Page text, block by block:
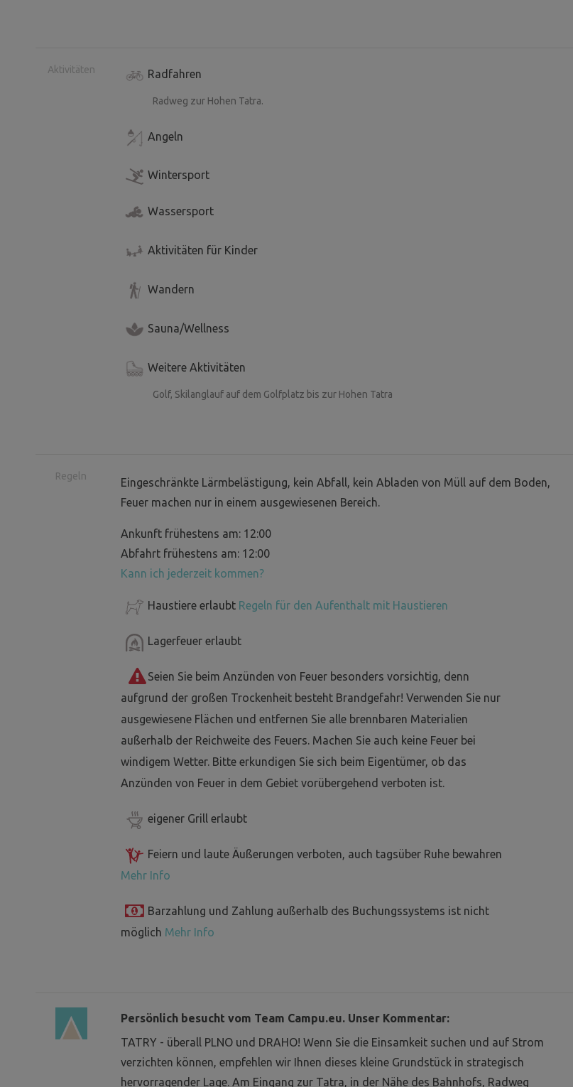
Aktivitäten Radfahren
Radweg zur Hohen Tatra.
Angeln
Wintersport
Wassersport
Aktivitäten für Kinder
Wandern
Sauna/Wellness
Weitere Aktivitäten
Golf, Skilanglauf auf dem Golfplatz bis zur Hohen Tatra
Regeln
Eingeschränkte Lärmbelästigung, kein Abfall, kein Abladen von Müll auf dem Boden,
Feuer machen nur in einem ausgewiesenen Bereich.
Ankunft frühestens am: 12:00
Abfahrt frühestens am: 12:00
Kann ich jederzeit kommen?
Haustiere erlaubt Regeln für den Aufenthalt mit Haustieren
Lagerfeuer erlaubt
Seien Sie beim Anzünden von Feuer besonders vorsichtig, denn
aufgrund der großen Trockenheit besteht Brandgefahr! Verwenden Sie nur
ausgewiesene Flächen und entfernen Sie alle brennbaren Materialien
außerhalb der Reichweite des Feuers. Machen Sie auch keine Feuer bei
windigem Wetter. Bitte erkundigen Sie sich beim Eigentümer, ob das
Anzünden von Feuer in dem Gebiet vorübergehend verboten ist.
eigener Grill erlaubt
Feiern und laute Äußerungen verboten, auch tagsüber Ruhe bewahren
Mehr Info
Barzahlung und Zahlung außerhalb des Buchungssystems ist nicht
möglich Mehr Info
Persönlich besucht vom Team Campu.eu. Unser Kommentar:
TATRY - überall PLNO und DRAHO! Wenn Sie die Einsamkeit suchen und auf Strom
verzichten können, empfehlen wir Ihnen dieses kleine Grundstück in strategisch
hervorragender Lage. Am Eingang zur Tatra, in der Nähe des Bahnhofs, Radweg